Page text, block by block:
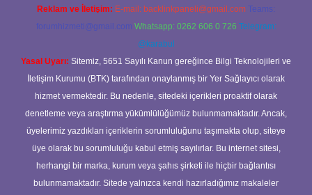
Reklam ve İletişim: E-mail: backlinkpaneli@gmail.com Teams:
forumhizmeti@gmail.com Whatsapp: 0262 606 0 726 Telegram:
@karabul
Yasal Uyarı: Sitemiz, 5651 Sayılı Kanun gereğince Bilgi Teknolojileri ve
İletişim Kurumu (BTK) tarafından onaylanmış bir Yer Sağlayıcı olarak
hizmet vermektedir. Bu nedenle, sitedeki içerikleri proaktif olarak
denetleme veya araştırma yükümlülüğümüz bulunmamaktadır. Ancak,
üyelerimiz yazdıkları içeriklerin sorumluluğunu taşımakta olup, siteye
üye olarak bu sorumluluğu kabul etmiş sayılırlar. Bu internet sitesi,
herhangi bir marka, kurum veya şahıs şirketi ile hiçbir bağlantısı
bulunmamaktadır. Sitede yalnızca kendi hazırladığımız makaleler